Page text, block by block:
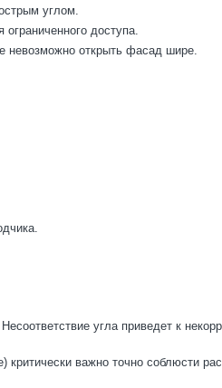
углом.
доступа.
невозможно открыть фасад шире.
угла приведет к
важно точно соблюсти